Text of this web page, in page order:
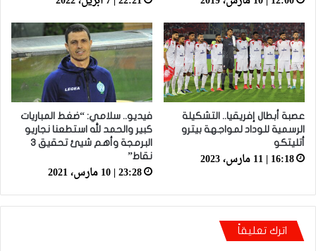
عصبة أبطال إفريقيا.. التشكيلة
الرسمية للوداد لمواجهة بيترو
أتليتكو
16:18 | 11 مارس، 2023
فيديو.. سلامي: “ضغط المباريات
كبير والحمد لله استطعنا نجاريو
البرمجة وأهم شيئ تحقيق 3
نقاط”
23:28 | 10 مارس، 2021
اترك تعليقاً